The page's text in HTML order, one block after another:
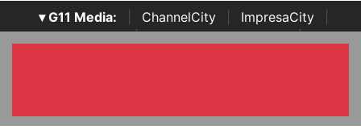
▾ G11 Media: ChannelCity ImpresaCity
SecurityOpenLab | Italian Channel Awards | Italian